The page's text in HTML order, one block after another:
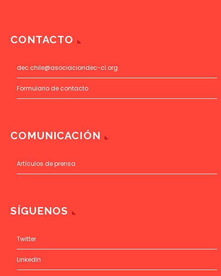
CONTACTO
dec.chile@asociaciondec-cl.org
Formulario de contacto
COMUNICACIÓN
Artículos de prensa
SÍGUENOS
Twitter
LinkedIn